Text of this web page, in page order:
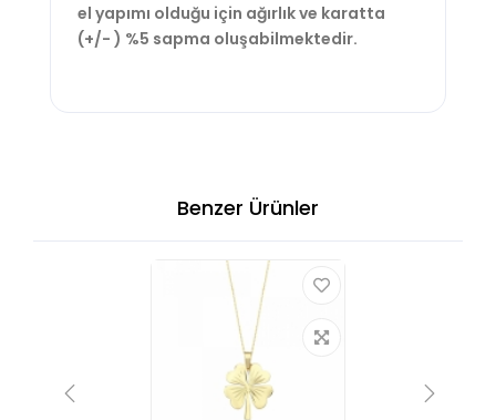
el yapımı olduğu için ağırlık ve karatta
(+/- ) %5 sapma oluşabilmektedir.
Benzer Ürünler